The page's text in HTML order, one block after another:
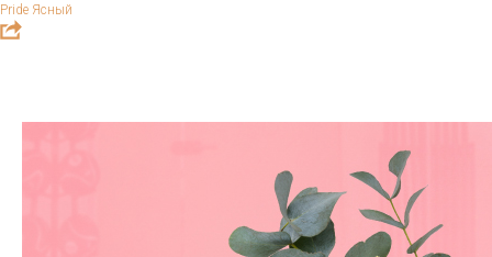
Pride Ясный